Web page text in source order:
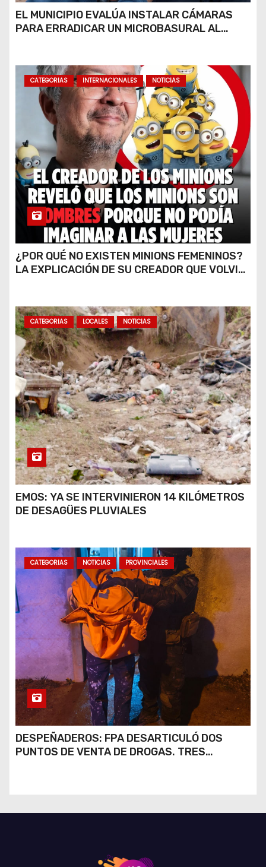
EL MUNICIPIO EVALÚA INSTALAR CÁMARAS
PARA ERRADICAR UN MICROBASURAL AL
CATEGORIAS INTERNACIONALES NOTICIAS
¿POR QUÉ NO EXISTEN MINIONS FEMENINOS?
LA EXPLICACIÓN DE SU CREADOR QUE VOLVIÓ
CATEGORIAS LOCALES NOTICIAS
EMOS: YA SE INTERVINIERON 14 KILÓMETROS
DE DESAGÜES PLUVIALES
CATEGORIAS NOTICIAS PROVINCIALES
DESPEÑADEROS: FPA DESARTICULÓ DOS
PUNTOS DE VENTA DE DROGAS. TRES